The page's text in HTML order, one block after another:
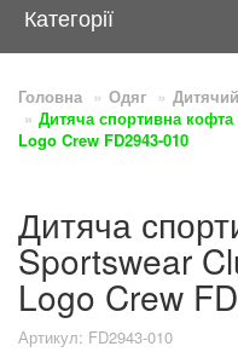
Категорії
Головна Одяг
Дитяча спортивна
Logo Crew FD2943-010
Дитяча
Sportswear
Logo Crew
Артикул: FD2943-010